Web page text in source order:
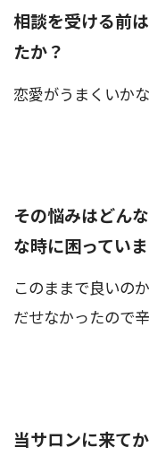
相談を受ける前
たか？
恋愛がうまくいかな
その悩みはどん
な時に困ってい
このままで良いの
だせなかったので
当サロンに来て